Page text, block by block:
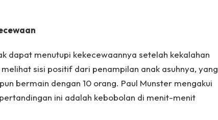
dapat menutupi kekecewaannya setelah kekalahan
sisi positif dari penampilan anak asuhnya, yang
bermain dengan 10 orang. Paul Munster mengakui
ini adalah kebobolan di menit-menit